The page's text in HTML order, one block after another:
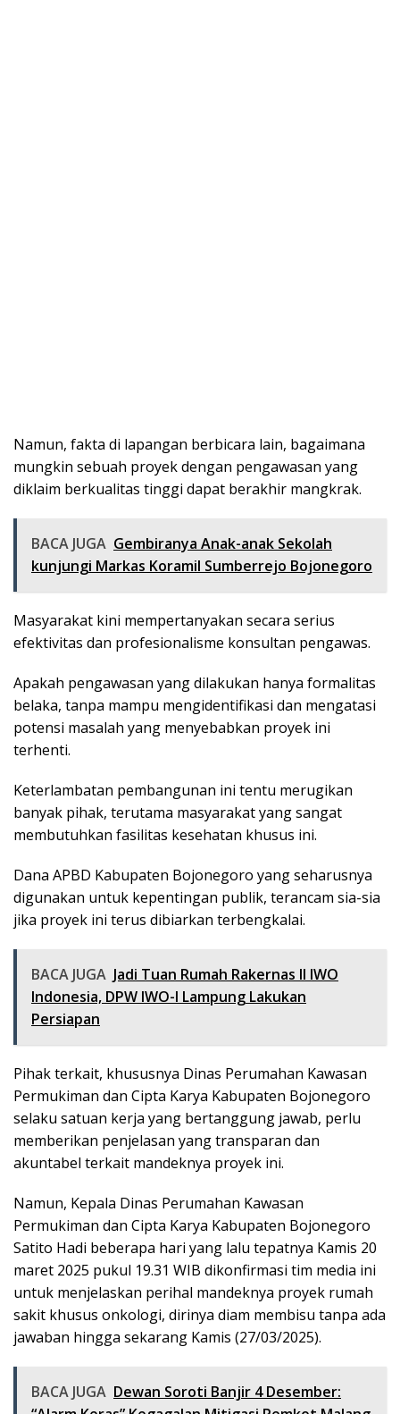
Namun, fakta di lapangan berbicara lain, bagaimana
mungkin sebuah proyek dengan pengawasan yang
diklaim berkualitas tinggi dapat berakhir mangkrak.
BACA JUGA Gembiranya Anak-anak Sekolah
kunjungi Markas Koramil Sumberrejo Bojonegoro
Masyarakat kini mempertanyakan secara serius
efektivitas dan profesionalisme konsultan pengawas.
Apakah pengawasan yang dilakukan hanya formalitas
belaka, tanpa mampu mengidentifikasi dan mengatasi
potensi masalah yang menyebabkan proyek ini
terhenti.
Keterlambatan pembangunan ini tentu merugikan
banyak pihak, terutama masyarakat yang sangat
membutuhkan fasilitas kesehatan khusus ini.
Dana APBD Kabupaten Bojonegoro yang seharusnya
digunakan untuk kepentingan publik, terancam sia-sia
jika proyek ini terus dibiarkan terbengkalai.
BACA JUGA Jadi Tuan Rumah Rakernas II IWO
Indonesia, DPW IWO-I Lampung Lakukan
Persiapan
Pihak terkait, khususnya Dinas Perumahan Kawasan
Permukiman dan Cipta Karya Kabupaten Bojonegoro
selaku satuan kerja yang bertanggung jawab, perlu
memberikan penjelasan yang transparan dan
akuntabel terkait mandeknya proyek ini.
Namun, Kepala Dinas Perumahan Kawasan
Permukiman dan Cipta Karya Kabupaten Bojonegoro
Satito Hadi beberapa hari yang lalu tepatnya Kamis 20
maret 2025 pukul 19.31 WIB dikonfirmasi tim media ini
untuk menjelaskan perihal mandeknya proyek rumah
sakit khusus onkologi, dirinya diam membisu tanpa ada
jawaban hingga sekarang Kamis (27/03/2025).
BACA JUGA Dewan Soroti Banjir 4 Desember: